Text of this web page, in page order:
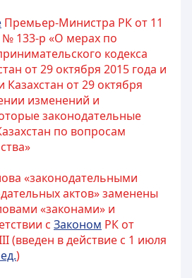
Премьер-Министра РК от 11
№ 133-р «О мерах по
кодекса
от 29 октября 2015 года и
Казахстан от 29 октября
изменений и
законодательные
по вопросам
«законодательными
актов» заменены
«законами» и
с Законом РК от
(введен в действие с 1 июля
)